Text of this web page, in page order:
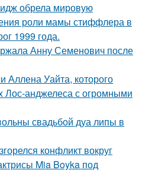
обрела мировую
роли мамы стиффлера в
1999 года.
Анну Семенович после
Аллена Уайта, которого
Лос-анджелеса с огромными
свадьбой дуа липы в
конфликт вокруг
Mia Boyka под